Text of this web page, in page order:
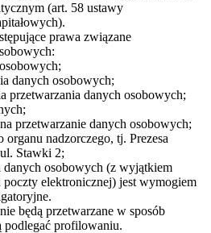
(art. 58 ustawy
prawa związane
danych osobowych;
przetwarzania danych osobowych;
przetwarzanie danych osobowych;
nadzorczego, tj. Prezesa
Stawki 2;
danych osobowych (z wyjątkiem
poczty elektronicznej) jest wymogiem
będą przetwarzane w sposób
podlegać profilowaniu.